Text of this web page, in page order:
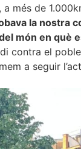
més de
la nostra
món en
contra el
a seguir